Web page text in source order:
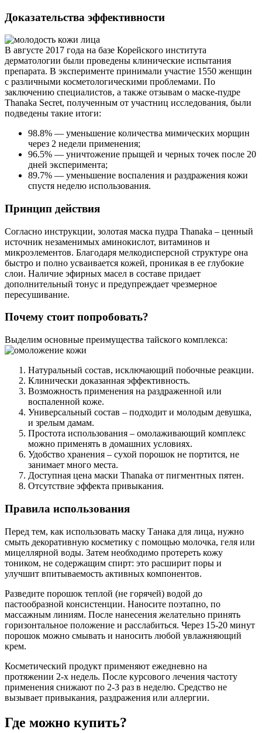
Доказательства эффективности
В августе 2017 года на базе Корейского института
дерматологии были проведены клинические испытания
препарата. В эксперименте принимали участие 1550 женщин
с различными косметологическими проблемами. По
заключению специалистов, а также отзывам о маске-пудре
Thanaka Secret, полученным от участниц исследования, были
подведены такие итоги:
98.8% — уменьшение количества мимических морщин
через 2 недели применения;
96.5% — уничтожение прыщей и черных точек после 20
дней эксперимента;
89.7% — уменьшение воспаления и раздражения кожи
спустя неделю использования.
Принцип действия
Согласно инструкции, золотая маска пудра Thanaka – ценный
источник незаменимых аминокислот, витаминов и
микроэлементов. Благодаря мелкодисперсной структуре она
быстро и полно усваивается кожей, проникая в ее глубокие
слои. Наличие эфирных масел в составе придает
дополнительный тонус и предупреждает чрезмерное
пересушивание.
Почему стоит попробовать?
Выделим основные преимущества тайского комплекса:
Натуральный состав, исключающий побочные реакции.
Клинически доказанная эффективность.
Возможность применения на раздраженной или
воспаленной коже.
Универсальный состав – подходит и молодым девушка,
и зрелым дамам.
Простота использования – омолаживающий комплекс
можно применять в домашних условиях.
Удобство хранения – сухой порошок не портится, не
занимает много места.
Доступная цена маски Thanaka от пигментных пятен.
Отсутствие эффекта привыкания.
Правила использования
Перед тем, как использовать маску Танака для лица, нужно
смыть декоративную косметику с помощью молочка, геля или
мицеллярной воды. Затем необходимо протереть кожу
тоником, не содержащим спирт: это расширит поры и
улучшит впитываемость активных компонентов.
Разведите порошок теплой (не горячей) водой до
пастообразной консистенции. Наносите поэтапно, по
массажным линиям. После нанесения желательно принять
горизонтальное положение и расслабиться. Через 15-20 минут
порошок можно смывать и наносить любой увлажняющий
крем.
Косметический продукт применяют ежедневно на
протяжении 2-х недель. После курсового лечения частоту
применения снижают по 2-3 раз в неделю. Средство не
вызывает привыкания, раздражения или аллергии.
Где можно купить?